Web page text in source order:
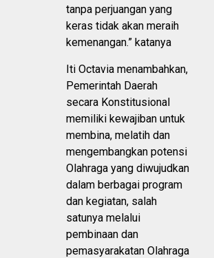
tanpa perjuangan yang
keras tidak akan meraih
kemenangan.” katanya
Iti Octavia menambahkan,
Pemerintah Daerah
secara Konstitusional
memiliki kewajiban untuk
membina, melatih dan
mengembangkan potensi
Olahraga yang diwujudkan
dalam berbagai program
dan kegiatan, salah
satunya melalui
pembinaan dan
pemasyarakatan Olahraga